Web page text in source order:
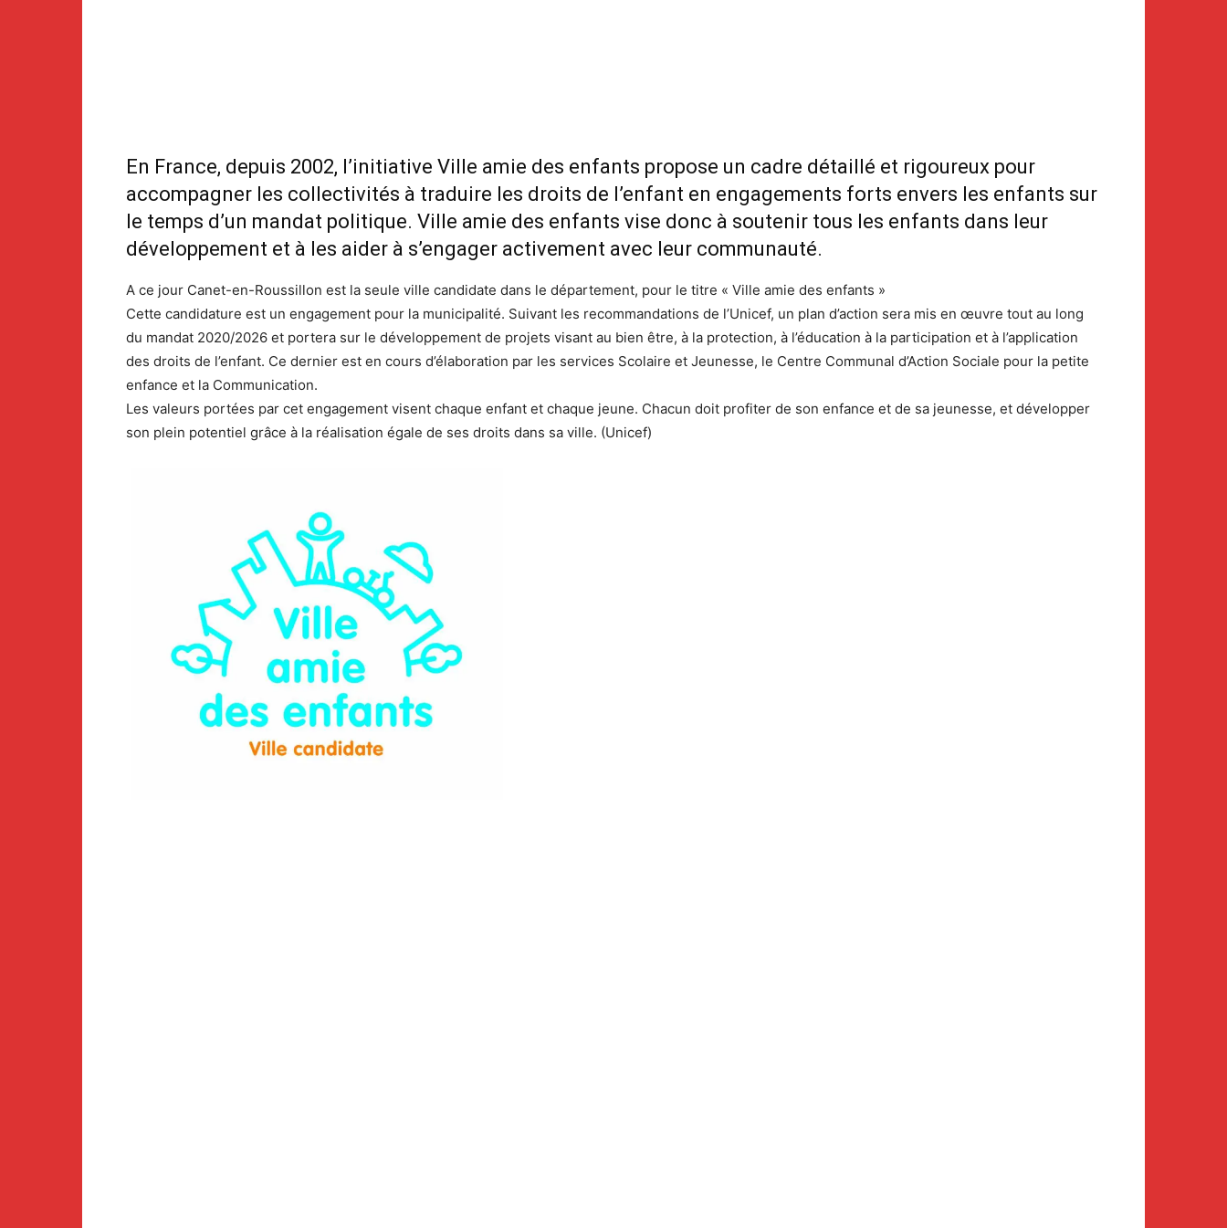
En France, depuis 2002, l’initiative Ville amie des enfants propose un cadre détaillé et rigoureux pour
accompagner les collectivités à traduire les droits de l’enfant en engagements forts envers les enfants sur
le temps d’un mandat politique. Ville amie des enfants vise donc à soutenir tous les enfants dans leur
développement et à les aider à s’engager activement avec leur communauté.
A ce jour Canet-en-Roussillon est la seule ville candidate dans le département, pour le titre « Ville amie des enfants »
Cette candidature est un engagement pour la municipalité. Suivant les recommandations de l’Unicef, un plan d’action sera mis en œuvre tout au long
du mandat 2020/2026 et portera sur le développement de projets visant au bien être, à la protection, à l’éducation à la participation et à l’application
des droits de l’enfant. Ce dernier est en cours d’élaboration par les services Scolaire et Jeunesse, le Centre Communal d’Action Sociale pour la petite
enfance et la Communication.
Les valeurs portées par cet engagement visent chaque enfant et chaque jeune. Chacun doit profiter de son enfance et de sa jeunesse, et développer
son plein potentiel grâce à la réalisation égale de ses droits dans sa ville. (Unicef)